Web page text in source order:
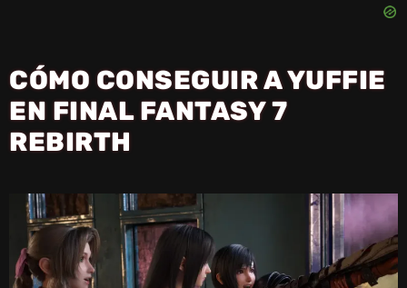
CÓMO CONSEGUIR A YUFFIE
EN FINAL FANTASY 7
REBIRTH